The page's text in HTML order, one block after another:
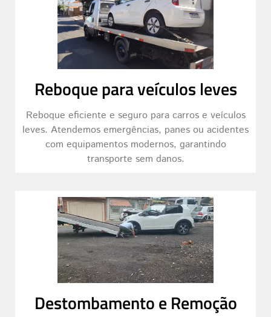
Reboque para veículos leves
Reboque eficiente e seguro para carros e veículos
leves. Atendemos emergências, panes ou acidentes
com equipamentos modernos, garantindo
transporte sem danos.
Destombamento e Remoção